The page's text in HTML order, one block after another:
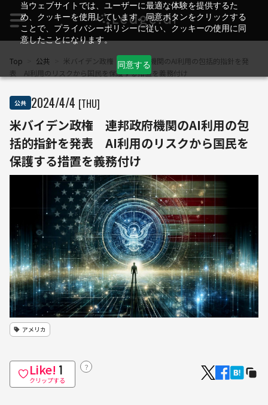
当ウェブサイトでは、ユーザーに最適な体験を提供するた
め、クッキーを使用しています。同意ボタンをクリックする
ことで、プライバシーポリシーに従い、クッキーの使用に同
意したことになります。
同意する
Top 公共
米バイデン政権 連邦政府機関のAI利用の包括的指針を発
表 AI利用のリスクから国民を保護する措置を義務付け
公共 2024/4/4 [THU]
米バイデン政権 連邦政府機関のAI利用の包
括的指針を発表 AI利用のリスクから国民を
保護する措置を義務付け
アメリカ
Like! 1
クリップする
？